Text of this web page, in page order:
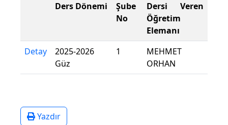
Ders Dönemi
Şube
No
Dersi Veren
Öğretim
Elemanı
Detay
2025-2026
Güz
1
MEHMET
ORHAN
Yazdır